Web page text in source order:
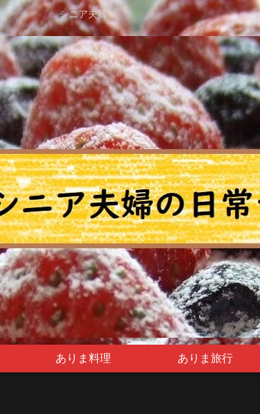
シニア夫婦
ありま料理 ありま旅行